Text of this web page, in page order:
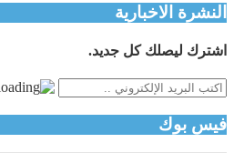
النشرة الاخبارية
اشترك ليصلك كل جديد.
فيس بوك